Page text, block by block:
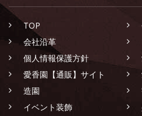
TOP
会社沿革
個人情報保護方針
愛香園【通販】サイト
造園
イベント装飾